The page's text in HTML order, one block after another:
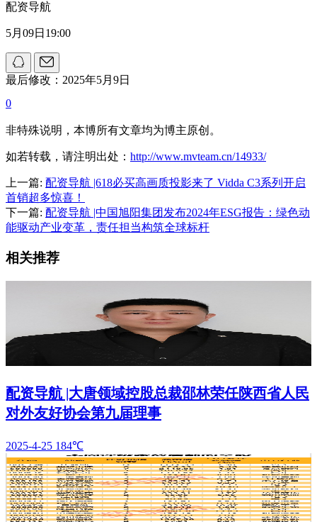
配资导航
5月09日19:00
最后修改：2025年5月9日
0
非特殊说明，本博所有文章均为博主原创。
如若转载，请注明出处： http://www.mvteam.cn/14933/
上一篇: 配资导航 |618必买高画质投影来了 Vidda C3系列开启
首销超多惊喜！
下一篇: 配资导航 |中国旭阳集团发布2024年ESG报告：绿色动
能驱动产业变革，责任担当构筑全球标杆
相关推荐
配资导航 |大唐领域控股总裁邵林荣任陕西省人民
对外友好协会第九届理事
2025-4-25 184℃